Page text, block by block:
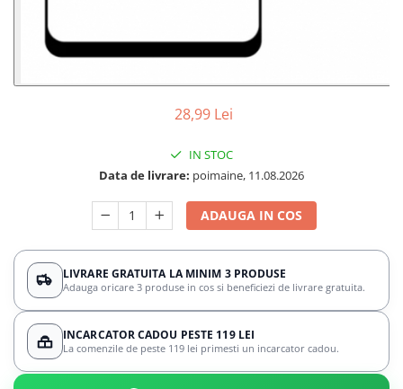
28,99 Lei
IN STOC
Data de livrare: poimaine, 11.08.2026
ADAUGA IN COS
LIVRARE GRATUITA LA MINIM 3 PRODUSE
Adauga oricare 3 produse in cos si beneficiezi de livrare gratuita.
INCARCATOR CADOU PESTE 119 LEI
La comenzile de peste 119 lei primesti un incarcator cadou.